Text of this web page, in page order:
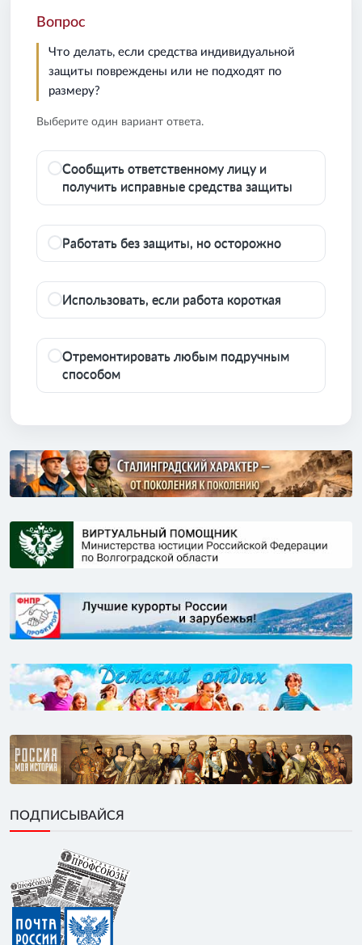
Вопрос
Что делать, если средства индивидуальной
защиты повреждены или не подходят по
размеру?
Выберите один вариант ответа.
Сообщить ответственному лицу и
получить исправные средства защиты
Работать без защиты, но осторожно
Использовать, если работа короткая
Отремонтировать любым подручным
способом
ПОДПИСЫВАЙСЯ